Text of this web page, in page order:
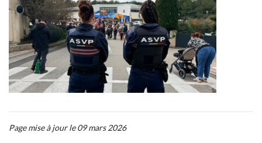
Page mise à jour le 09 mars 2026